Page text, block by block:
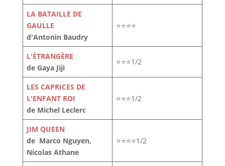
LA BATAILLE DE
GAULLE
d'Antonin Baudry
⭐⭐⭐⭐
L'ÉTRANGÈRE
de Gaya Jiji
⭐⭐⭐1/2
LES CAPRICES DE
L'ENFANT ROI
de Michel Leclerc
⭐⭐⭐1/2
JIM QUEEN
de Marco Nguyen,
Nicolas Athane
⭐⭐⭐⭐1/2